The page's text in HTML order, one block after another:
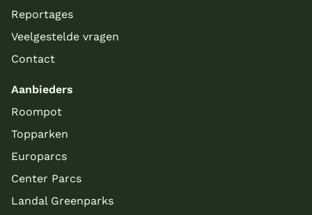
Reportages
Veelgestelde vragen
Contact
Aanbieders
Roompot
Topparken
Europarcs
Center Parcs
Landal Greenparks